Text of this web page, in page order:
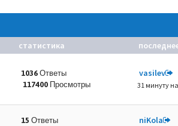
статистика
1036 Ответы
117400 Просмотры
vasilev
31 минуту
15 Ответы
niKola